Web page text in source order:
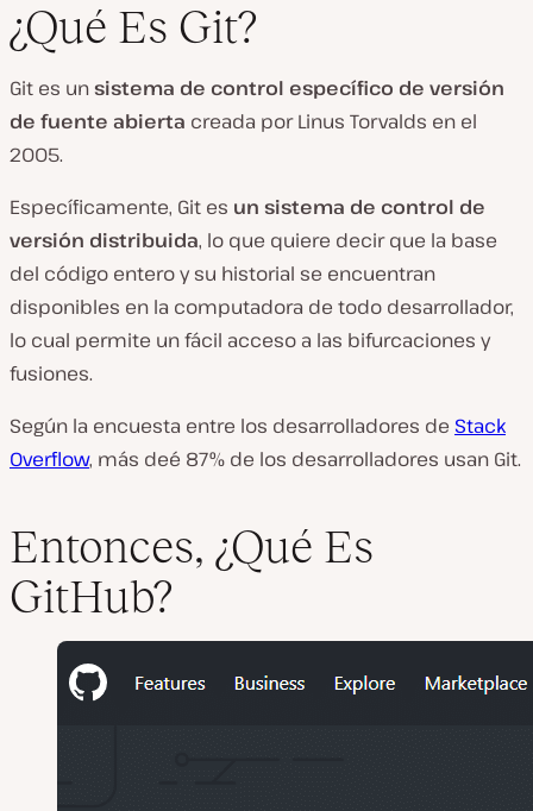
¿Qué Es Git?
Git es unsistema de control específico de versión
de fuente abierta creada por Linus Torvalds en el
2005.
Específicamente, Git es un sistema de control de
versión distribuida, lo que quiere decir que la base
del código entero y su historial se encuentran
disponibles en la computadora de todo desarrollador,
lo cual permite un fácil acceso a las bifurcaciones y
fusiones.
Según la encuesta entre los desarrolladores de Stack
Overflow, más deé 87% de los desarrolladores usan Git.
Entonces, ¿Qué Es
GitHub?